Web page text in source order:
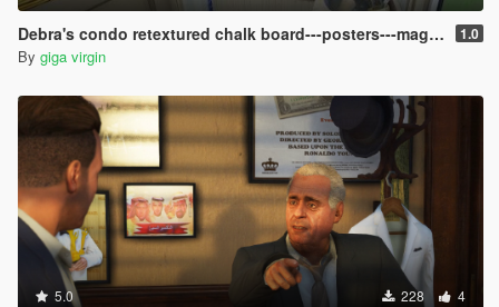
Debra's condo retextured chalk board---posters---magazines 1.0
By giga virgin
5.0 228 4